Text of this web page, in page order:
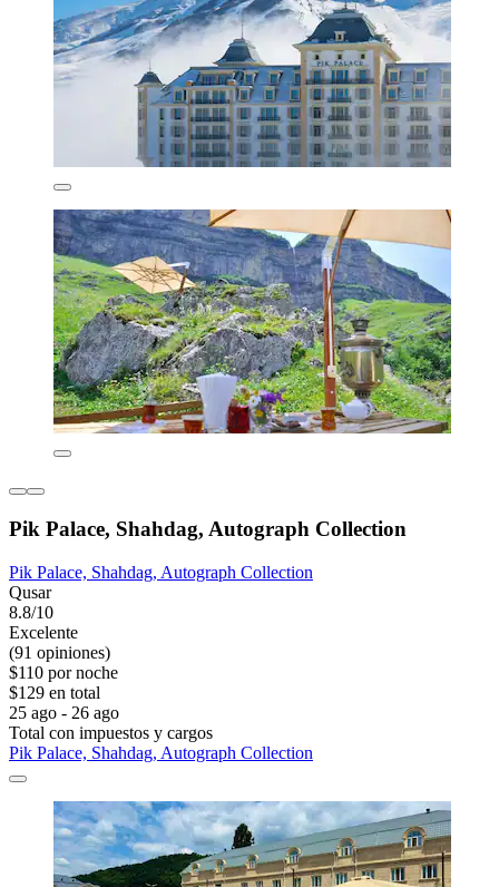
Pik Palace, Shahdag, Autograph Collection
Pik Palace, Shahdag, Autograph Collection
Qusar
8.8/10
Excelente
(91 opiniones)
$110 por noche
$129 en total
25 ago - 26 ago
Total con impuestos y cargos
Pik Palace, Shahdag, Autograph Collection